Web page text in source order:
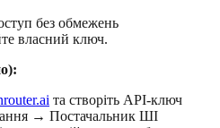
без обмежень
власний ключ.
та створіть API-ключ
→ Постачальник ШІ